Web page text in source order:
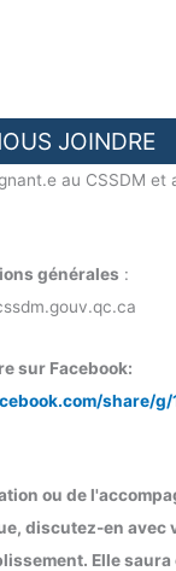
JOINDRE
au CSSDM et
générales :
sur Facebook:
share/g/
ou de
discutez-en avec
Elle